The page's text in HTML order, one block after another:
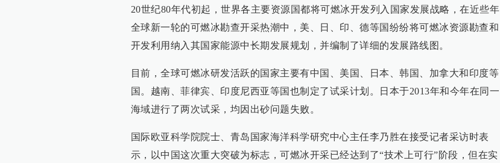
20世纪80年代初起，世界各主要资源国都将可燃冰开发列入国家发展战略，在近些年
全球新一轮的可燃冰勘查开采热潮中，美、日、印、德等国纷纷将可燃冰资源勘查和
开发利用纳入其国家能源中长期发展规划，并编制了详细的发展路线图。
目前，全球可燃冰研发活跃的国家主要有中国、美国、日本、韩国、加拿大和印度等
国。越南、菲律宾、印度尼西亚等国也制定了试采计划。日本于2013年和今年在同一
海域进行了两次试采，均因出砂问题失败。
国际欧亚科学院院士、青岛国家海洋科学研究中心主任李乃胜在接受记者采访时表
示，以中国这次重大突破为标志，可燃冰开采已经达到了“技术上可行”阶段，但在实